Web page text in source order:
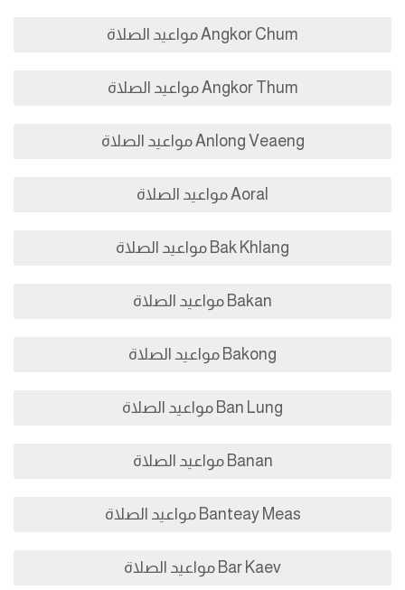
Angkor Chum مواعيد الصلاة
Angkor Thum مواعيد الصلاة
Anlong Veaeng مواعيد الصلاة
Aoral مواعيد الصلاة
Bak Khlang مواعيد الصلاة
Bakan مواعيد الصلاة
Bakong مواعيد الصلاة
Ban Lung مواعيد الصلاة
Banan مواعيد الصلاة
Banteay Meas مواعيد الصلاة
Bar Kaev مواعيد الصلاة